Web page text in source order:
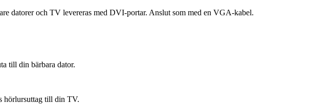
datorer och TV levereras med DVI-portar. Anslut som med en VGA-kabel.
till din bärbara dator.
hörlursuttag till din TV.